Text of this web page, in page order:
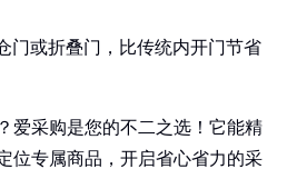
门或折叠门，比传统内开门节省
爱采购是您的不二之选！它能精
位专属商品，开启省心省力的采